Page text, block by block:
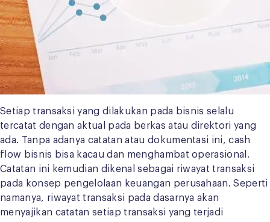
Setiap transaksi yang dilakukan pada bisnis selalu
tercatat dengan aktual pada berkas atau direktori yang
ada. Tanpa adanya catatan atau dokumentasi ini, cash
flow bisnis bisa kacau dan menghambat operasional.
Catatan ini kemudian dikenal sebagai riwayat transaksi
pada konsep pengelolaan keuangan perusahaan. Seperti
namanya, riwayat transaksi pada dasarnya akan
menyajikan catatan setiap transaksi yang terjadi